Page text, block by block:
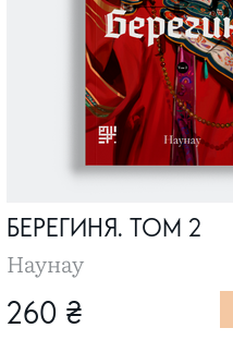
БЕРЕГИНЯ. ТОМ 2
Наунау
260 ₴